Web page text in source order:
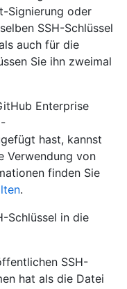
Signierung oder
SSH-Schlüssel
auch für die
Sie ihn zweimal
Enterprise
hast, kannst
Verwendung von
finden Sie
.
Schlüssel in die
SSH-
hat als die Datei